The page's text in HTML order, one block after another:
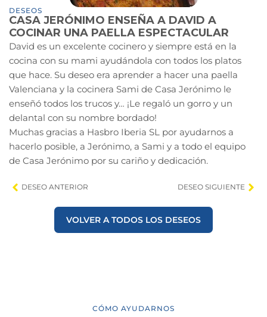
DESEOS
CASA JERÓNIMO ENSEÑA A DAVID A
COCINAR UNA PAELLA ESPECTACULAR
David es un excelente cocinero y siempre está en la
cocina con su mami ayudándola con todos los platos
que hace. Su deseo era aprender a hacer una paella
Valenciana y la cocinera Sami de Casa Jerónimo le
enseñó todos los trucos y… ¡Le regaló un gorro y un
delantal con su nombre bordado!
Muchas gracias a Hasbro Iberia SL por ayudarnos a
hacerlo posible, a Jerónimo, a Sami y a todo el equipo
de Casa Jerónimo por su cariño y dedicación.
DESEO ANTERIOR DESEO SIGUIENTE
VOLVER A TODOS LOS DESEOS
CÓMO AYUDARNOS